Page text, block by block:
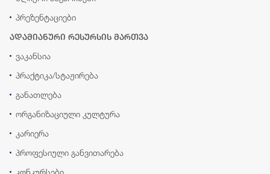
პრეზენტაციები
ადამიანური რესურსის მართვა
ვაკანსია
პრაქტიკა/სტაჟირება
განათლება
ორგანიზაციული კულტურა
კარიერა
პროფესიული განვითარება